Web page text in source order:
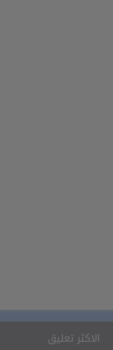
الاكثر تعليق